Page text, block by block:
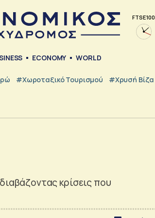
FTSE 100
ECONOMY WORLD
#Χωροταξικό Τουρισμού #Χρυσή Βίζα
κρίσεις που